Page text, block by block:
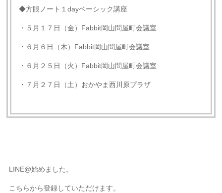
◆方眼ノート１dayベーシック講座
・５月１７日（金）Fabbit岡山問屋町会議室
・６月６日（木）Fabbit岡山問屋町会議室
・６月２５日（火）Fabbit岡山問屋町会議室
・７月２７日（土）おかやま西川原プラザ
LINE@始めました。
こちらから登録していただけます。